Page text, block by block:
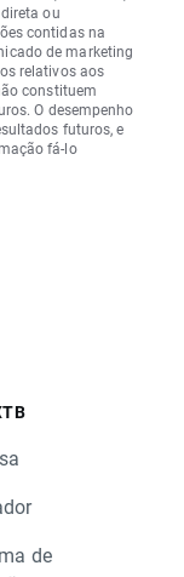
ou
contidas na
de marketing
relativos aos
constituem
O desempenho
futuros, e
fá-lo
de